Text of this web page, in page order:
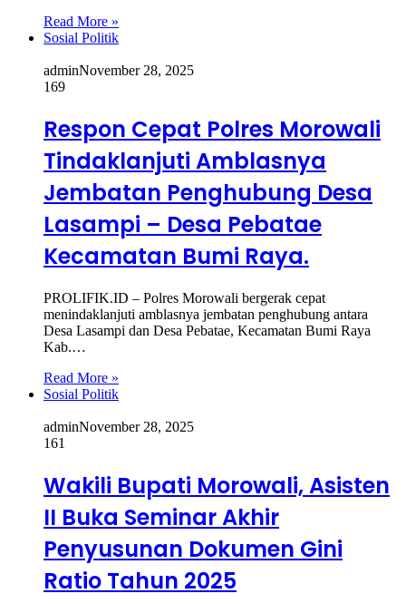
Read More »
Sosial Politik
adminNovember 28, 2025
169
Respon Cepat Polres Morowali
Tindaklanjuti Amblasnya
Jembatan Penghubung Desa
Lasampi – Desa Pebatae
Kecamatan Bumi Raya.
PROLIFIK.ID – Polres Morowali bergerak cepat
menindaklanjuti amblasnya jembatan penghubung antara
Desa Lasampi dan Desa Pebatae, Kecamatan Bumi Raya
Kab.…
Read More »
Sosial Politik
adminNovember 28, 2025
161
Wakili Bupati Morowali, Asisten
II Buka Seminar Akhir
Penyusunan Dokumen Gini
Ratio Tahun 2025